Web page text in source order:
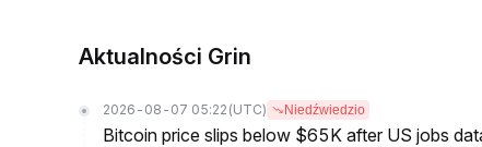
Aktualności Grin
2026-08-07 05:22 (UTC) Niedźwiedzio
Bitcoin price slips below $65K after US jobs